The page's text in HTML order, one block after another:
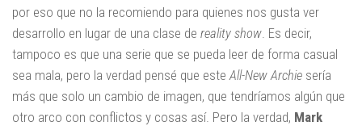
por eso que no la recomiendo para quienes nos gusta ver
desarrollo en lugar de una clase de reality show . Es decir,
tampoco es que una serie que se pueda leer de forma casual
sea mala, pero la verdad pensé que este All-New Archie sería
más que solo un cambio de imagen, que tendríamos algún que
otro arco con conflictos y cosas así. Pero la verdad, Mark